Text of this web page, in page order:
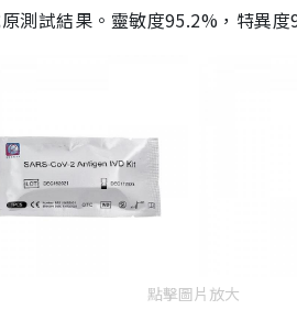
測試結果。靈敏度95.2%，特異度
點擊圖片放大